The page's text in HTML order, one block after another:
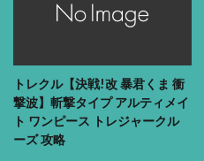
トレクル【決戦!改 暴君くま 衝
撃波】斬撃タイプ アルティメイ
ト ワンピース トレジャークル
ーズ 攻略